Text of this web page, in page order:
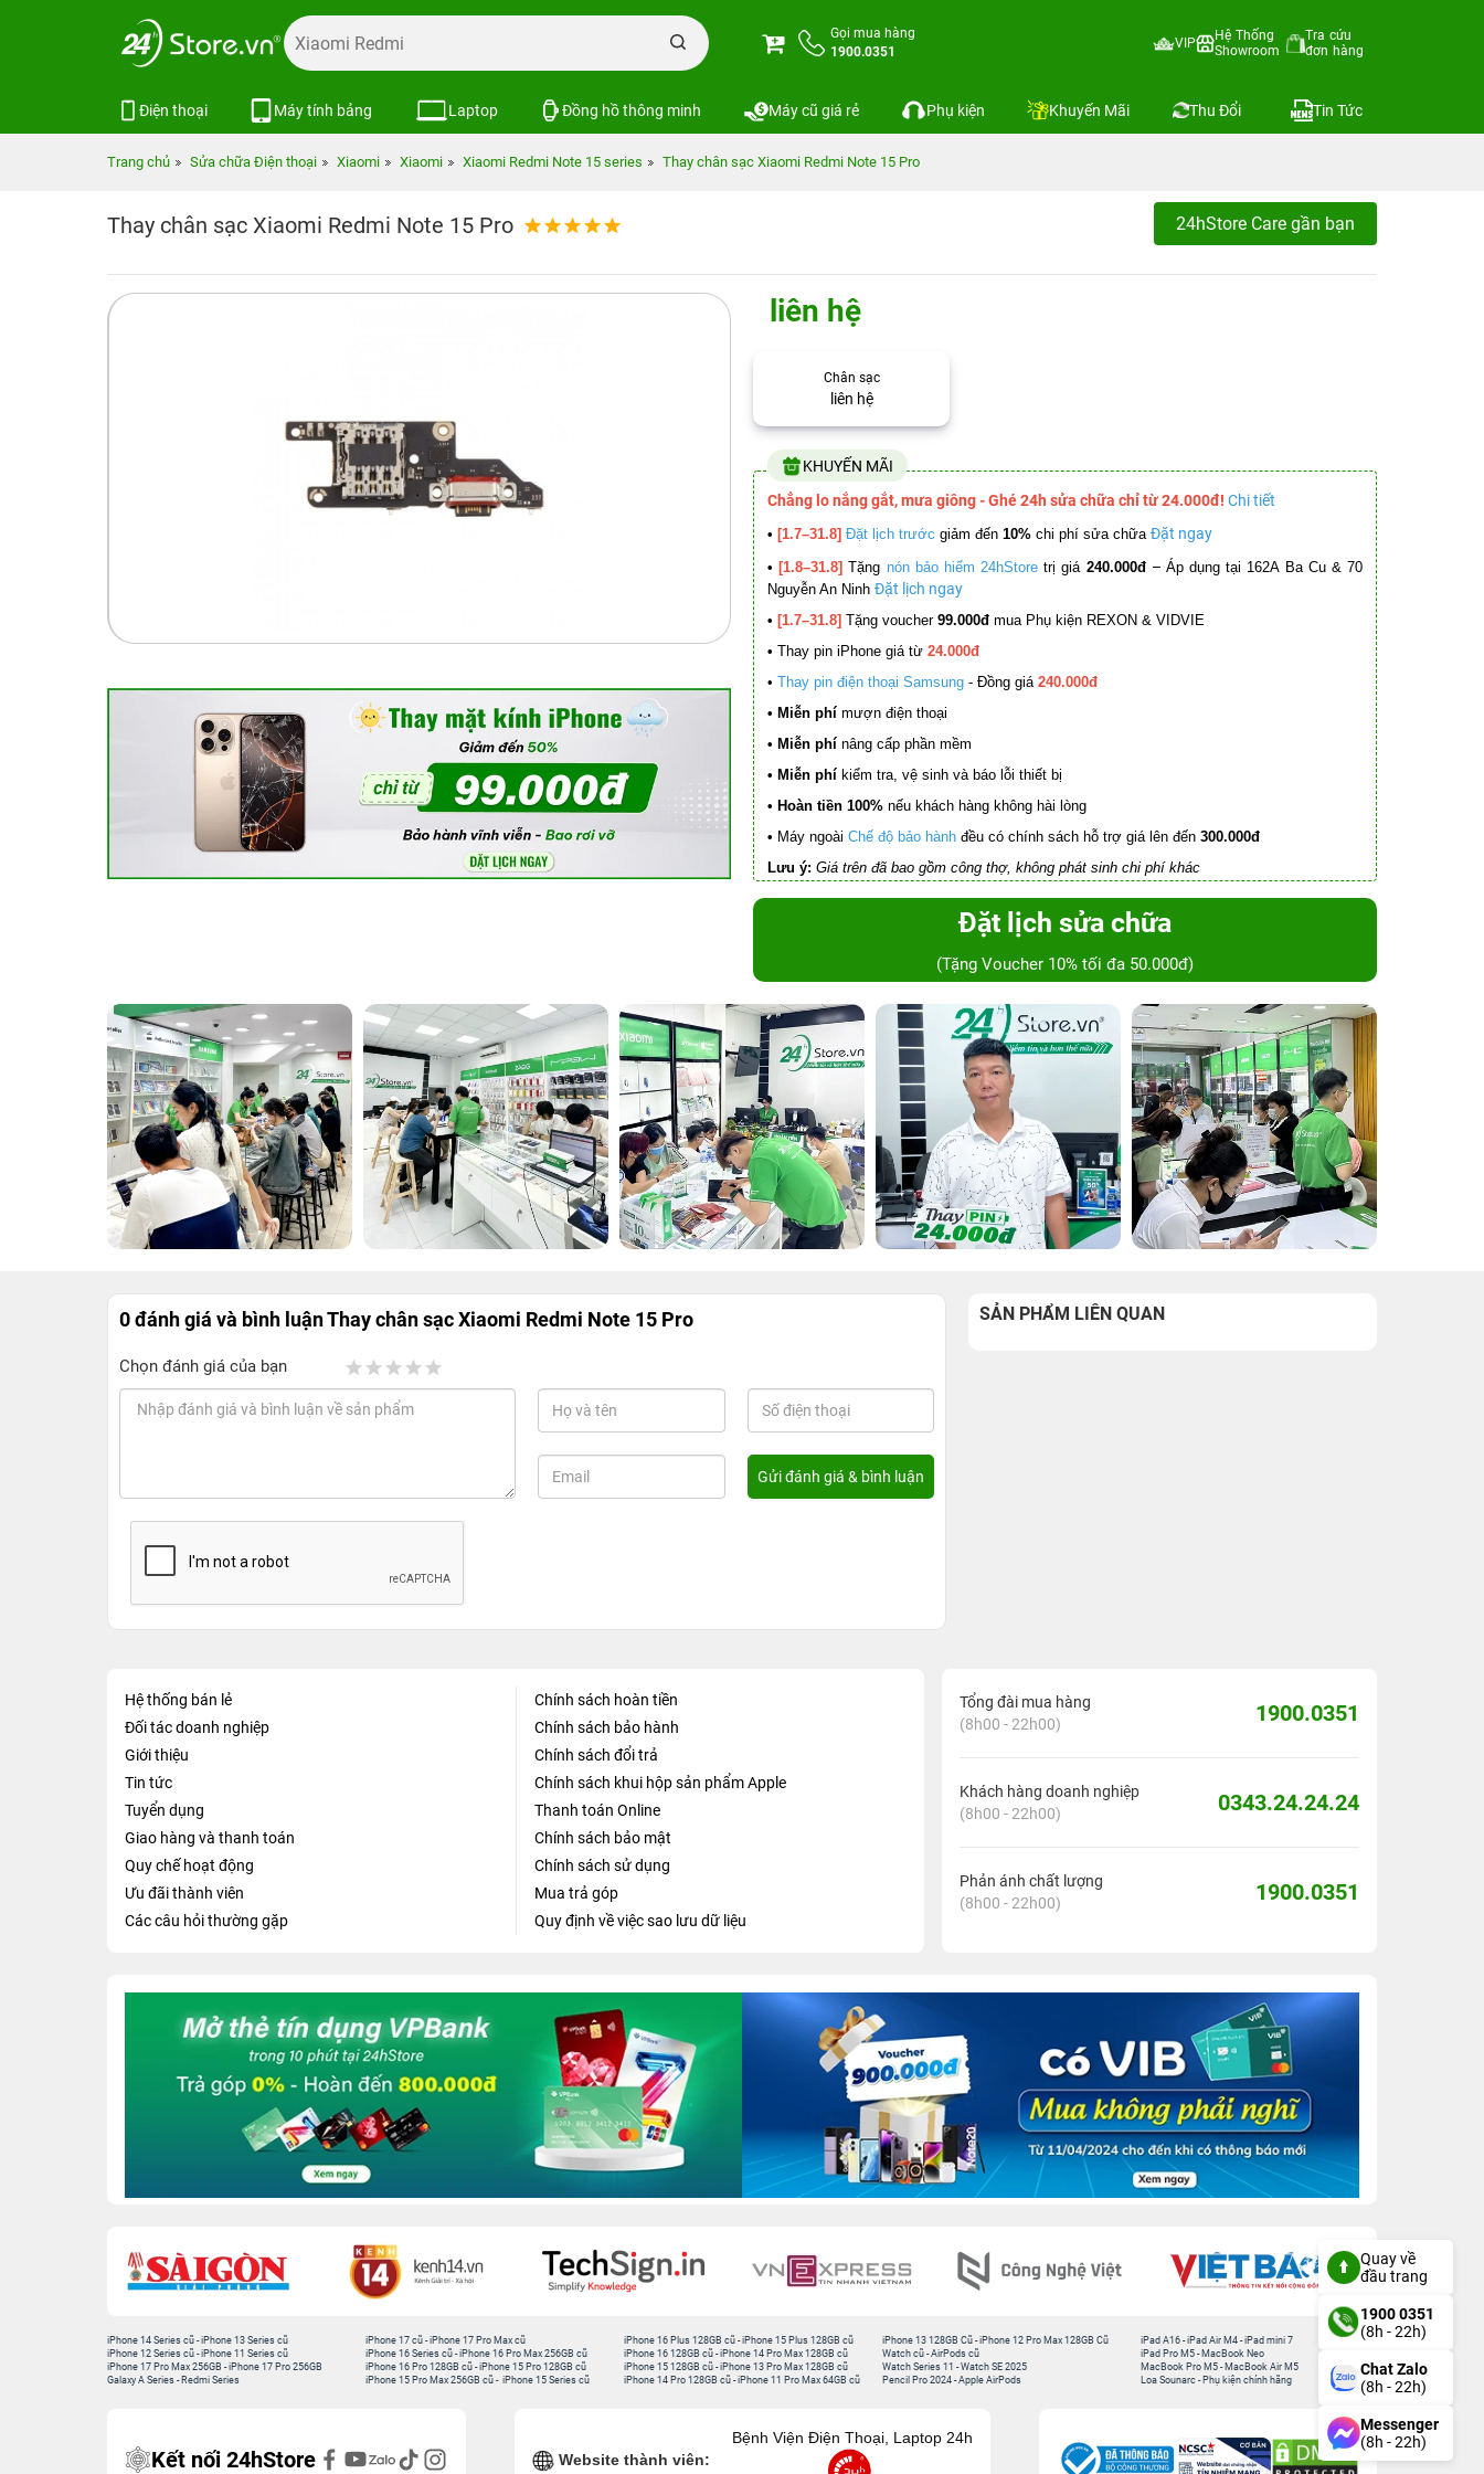
Gọi mua hàng
1900.0351
VIP
Hệ Thống
Showroom
Tra cứu
đơn hàng
Điện thoại Máy tính bảng Laptop Đồng hồ thông minh Máy cũ giá rẻ Phụ kiện Khuyến Mãi Thu Đổi Tin Tức
Trang chủ Sửa chữa Điện thoại Xiaomi Xiaomi Xiaomi Redmi Note 15 series Thay chân sạc Xiaomi Redmi Note 15 Pro
Thay chân sạc Xiaomi Redmi Note 15 Pro 24hStore Care gần bạn
liên hệ
Chân sạc
liên hệ
KHUYẾN MÃI
Chẳng lo nắng gắt, mưa giông - Ghé 24h sửa chữa chỉ từ 24.000đ! Chi tiết
• [1.7–31.8] Đặt lịch trước giảm đến 10% chi phí sửa chữa Đặt ngay
• [1.8–31.8] Tặng nón bảo hiểm 24hStore trị giá 240.000đ – Áp dụng tại 162A Ba Cu & 70
Nguyễn An Ninh Đặt lịch ngay
• [1.7–31.8] Tặng voucher 99.000đ mua Phụ kiện REXON & VIDVIE
• Thay pin iPhone giá từ 24.000đ
• Thay pin điện thoại Samsung - Đồng giá 240.000đ
• Miễn phí mượn điện thoại
• Miễn phí nâng cấp phần mềm
• Miễn phí kiểm tra, vệ sinh và báo lỗi thiết bị
• Hoàn tiền 100% nếu khách hàng không hài lòng
• Máy ngoài Chế độ bảo hành đều có chính sách hỗ trợ giá lên đến 300.000đ
Lưu ý: Giá trên đã bao gồm công thợ, không phát sinh chi phí khác
Đặt lịch sửa chữa
(Tặng Voucher 10% tối đa 50.000đ)
0 đánh giá và bình luậnThay chân sạc Xiaomi Redmi Note 15 Pro
Chọn đánh giá của bạn
SẢN PHẨM LIÊN QUAN
Hệ thống bán lẻ
Đối tác doanh nghiệp
Giới thiệu
Tin tức
Tuyển dụng
Giao hàng và thanh toán
Quy chế hoạt động
Ưu đãi thành viên
Các câu hỏi thường gặp
Chính sách hoàn tiền
Chính sách bảo hành
Chính sách đổi trả
Chính sách khui hộp sản phẩm Apple
Thanh toán Online
Chính sách bảo mật
Chính sách sử dụng
Mua trả góp
Quy định về việc sao lưu dữ liệu
Tổng đài mua hàng
(8h00 - 22h00)
1900.0351
Khách hàng doanh nghiệp
(8h00 - 22h00)
0343.24.24.24
Phản ánh chất lượng
(8h00 - 22h00)
1900.0351
iPhone 14 Series cũ -iPhone 13 Series cũ
iPhone 12 Series cũ -iPhone 11 Series cũ
iPhone 17 Pro Max 256GB -iPhone 17 Pro 256GB
Galaxy A Series - Redmi Series
iPhone 17 cũ -iPhone 17 Pro Max cũ
iPhone 16 Series cũ - iPhone 16 Pro Max 256GB cũ
iPhone 16 Pro 128GB cũ -iPhone 15 Pro 128GB cũ
iPhone 15 Pro Max 256GB cũ - iPhone 15 Series cũ
iPhone 16 Plus 128GB cũ -iPhone 15 Plus 128GB cũ
iPhone 16 128GB cũ -iPhone 14 Pro Max 128GB cũ
iPhone 15 128GB cũ -iPhone 13 Pro Max 128GB cũ
iPhone 14 Pro 128GB cũ -iPhone 11 Pro Max 64GB cũ
iPhone 13 128GB Cũ -iPhone 12 Pro Max 128GB Cũ
Watch cũ -AirPods cũ
Watch Series 11 -Watch SE 2025
Pencil Pro 2024 -Apple AirPods
iPad A16 -iPad Air M4 -iPad mini 7
iPad Pro M5 - MacBook Neo
MacBook Pro M5 - MacBook Air M5
Loa Sounarc - Phụ kiện chính hãng
Kết nối 24hStore Website thành viên:
Bệnh Viện Điện Thoại, Laptop 24h
Quay về
đầu trang
1900 0351
(8h - 22h)
Chat Zalo
(8h - 22h)
Messenger
(8h - 22h)